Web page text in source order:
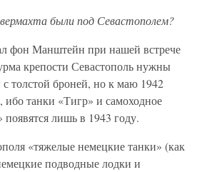
были под Севастополем?
фон Манштейн при нашей встрече
крепости Севастополь нужны
толстой броней, но к маю 1942
ибо танки «Тигр» и самоходное
лишь в 1943 году.
«тяжелые немецкие танки» (как
подводные лодки и